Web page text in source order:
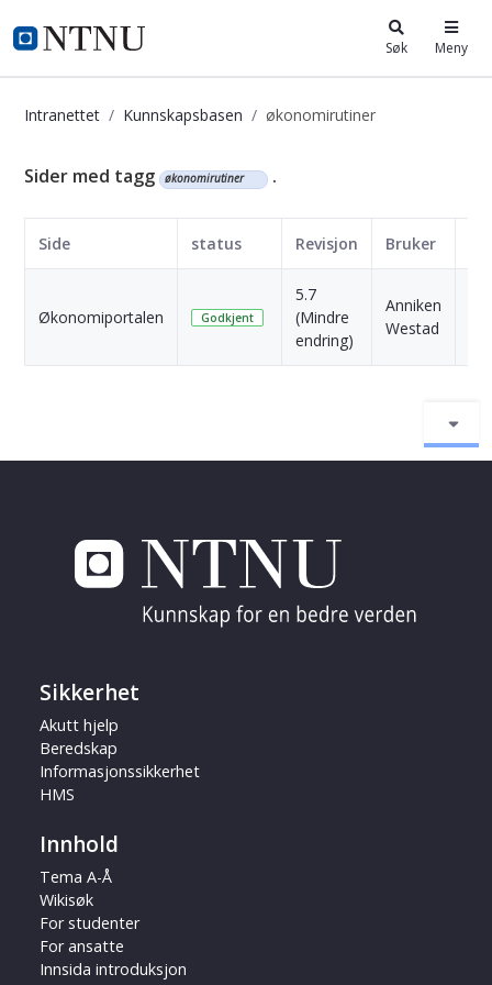
i.ntnu.no Søk Meny
Intranettet Kunnskapsbasen økonomirutiner
Kunnskapsbasen
Sider med tagg økonomirutiner .
Side status Revisjon Bruker
Økonomiportalen Godkjent
5.7
(Mindre
endring)
Anniken
Westad
Sikkerhet
Akutt hjelp
Beredskap
Informasjonssikkerhet
HMS
Innhold
Tema A-Å
Wikisøk
For studenter
For ansatte
Innsida introduksjon